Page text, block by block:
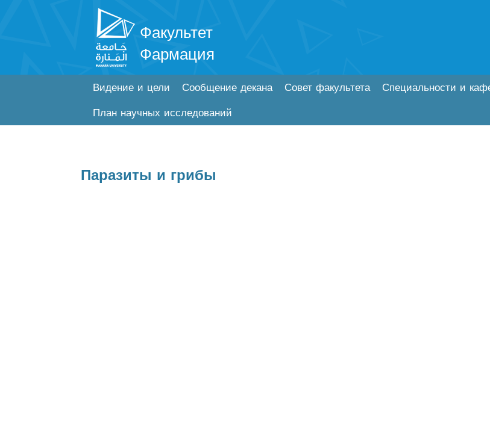
Факультет
Фармация
Видение и цели Сообщение декана Совет факультета Специальности и
План научных исследований
Паразиты и грибы